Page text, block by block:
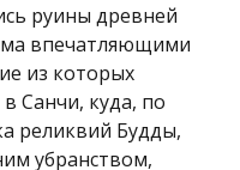
руины древней
впечатляющими
из которых
Санчи, куда, по
реликвий Будды,
убранством,